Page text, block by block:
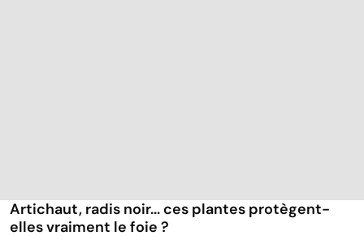
Artichaut, radis noir... ces plantes protègent-
elles vraiment le foie ?